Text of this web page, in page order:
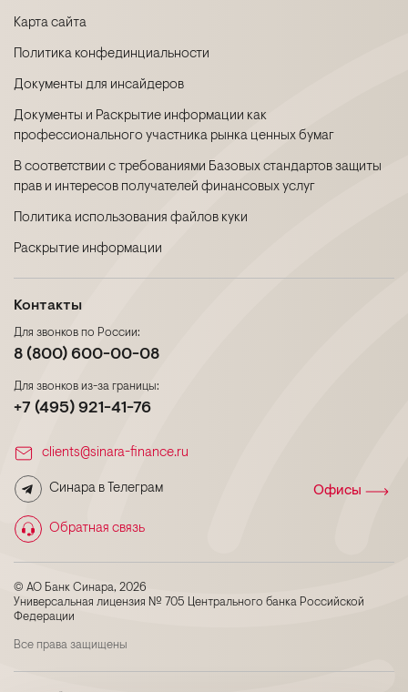
© АО Банк Синара, 2026
Универсальная лицензия № 705 Центрального банка Российской
Федерации
Все права защищены
Карта сайта
Политика конфединциальности
Документы для инсайдеров
Документы и Раскрытие информации как
профессионального участника рынка ценных бумаг
В соответствии с требованиями Базовых стандартов защиты
прав и интересов получателей финансовых услуг
Политика использования файлов куки
Раскрытие информации
Контакты
clients@sinara-finance.ru
Синара в Телеграм
Обратная связь
Для звонков по России:
8 (800) 600-00-08
Для звонков из-за границы:
+7 (495) 921-41-76
Офисы